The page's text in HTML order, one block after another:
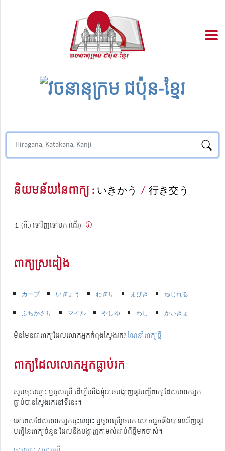
និយមន័យនៃពាក្យ :いきかう / 行き交う
(កិ.) ទៅវិញទៅមក (ដើរ)
ពាក្យស្រដៀង
カーブ いぎょう わぎり まびき
ねじれる
ふちかざり
マイル やしゆ わし かいきょ
មិនមែនជាពាក្យដែលលោកអ្នកកំពុងស្វែងរក?ណែនាំពាក្យថ្មី
ពាក្យដែលលោកអ្នកធ្លាប់រក
សូមចុះឈ្មោះ ឬចូលប្រើ ដើម្បីយើងខ្ញុំអាចបង្ហាញនូវបញ្ជីពាក្យដែលលោកអ្នក
ធ្លាប់បានស្វែងរកនៅទីនេះ។
នៅពេលដែលលោកអ្នកចុះឈ្មោះ ឬចូលប្រើរួចមក លោកអ្នកនឹងបានឃើញនូវ
បញ្ជីនៃពាក្យចំនួន ដែលនឹងបង្ហាញតាមលំដាប់ពីថ្មីមកចាស់។